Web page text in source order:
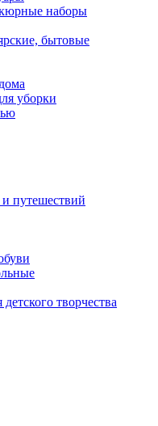
наборы
бытовые
уборки
путешествий
творчества